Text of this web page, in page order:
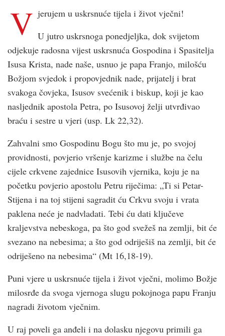
V jerujem u uskrsnuće tijela i život vječni!
U jutro uskrsnoga ponedjeljka, dok svijetom
odjekuje radosna vijest uskrsnuća Gospodina i Spasitelja
Isusa Krista, nade naše, usnuo je papa Franjo, milošću
Božjom svjedok i propovjednik nade, prijatelj i brat
svakoga čovjeka, Isusov svećenik i biskup, koji je kao
nasljednik apostola Petra, po Isusovoj želji utvrđivao
braću i sestre u vjeri (usp. Lk 22,32).
Zahvalni smo Gospodinu Bogu što mu je, po svojoj
providnosti, povjerio vršenje karizme i službe na čelu
cijele crkvene zajednice Isusovih vjernika, koju je na
početku povjerio apostolu Petru riječima: „Ti si Petar-
Stijena i na toj stijeni sagradit ću Crkvu svoju i vrata
paklena neće je nadvladati. Tebi ću dati ključeve
kraljevstva nebeskoga, pa što god svežeš na zemlji, bit će
svezano na nebesima; a što god odriješiš na zemlji, bit će
odriješeno na nebesima“ (Mt 16,18-19).
Puni vjere u uskrsnuće tijela i život vječni, molimo Božje
milosrđe da svoga vjernoga slugu pokojnoga papu Franju
nagradi životom vječnim.
U raj poveli ga anđeli i na dolasku njegovu primili ga